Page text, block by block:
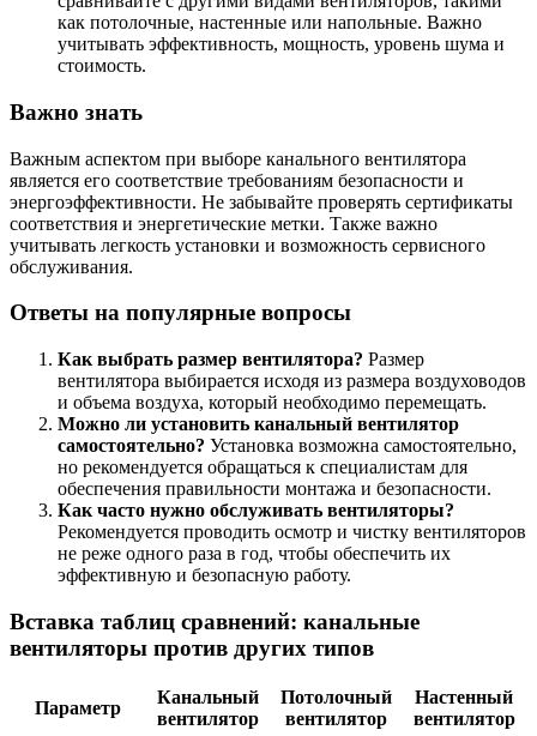
как потолочные, настенные или напольные. Важно
учитывать эффективность, мощность, уровень шума и
стоимость.
Важно знать
Важным аспектом при выборе канального вентилятора
является его соответствие требованиям безопасности и
энергоэффективности. Не забывайте проверять сертификаты
соответствия и энергетические метки. Также важно
учитывать легкость установки и возможность сервисного
обслуживания.
Ответы на популярные вопросы
Как выбрать размер вентилятора? Размер
вентилятора выбирается исходя из размера воздуховодов
и объема воздуха, который необходимо перемещать.
Можно ли установить канальный вентилятор
самостоятельно? Установка возможна самостоятельно,
но рекомендуется обращаться к специалистам для
обеспечения правильности монтажа и безопасности.
Как часто нужно обслуживать вентиляторы?
Рекомендуется проводить осмотр и чистку вентиляторов
не реже одного раза в год, чтобы обеспечить их
эффективную и безопасную работу.
Вставка таблиц сравнений: канальные
вентиляторы против других типов
Параметр
Канальный
вентилятор
Потолочный
вентилятор
Настенный
вентилятор